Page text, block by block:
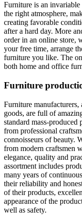
Furniture is an
the right atmosphere,
creating favorable
after a hard day. More
order in an online store,
your free time, arrange
furniture you like. The
both home and office
Furniture
Furniture manufacturers,
goods, are full of
standard mass-
from professional
connoisseurs of beauty.
from modern craftsmen
elegance, quality and
assortment includes
many years of
their reliability and
of their products,
appearance of the
well as safety.